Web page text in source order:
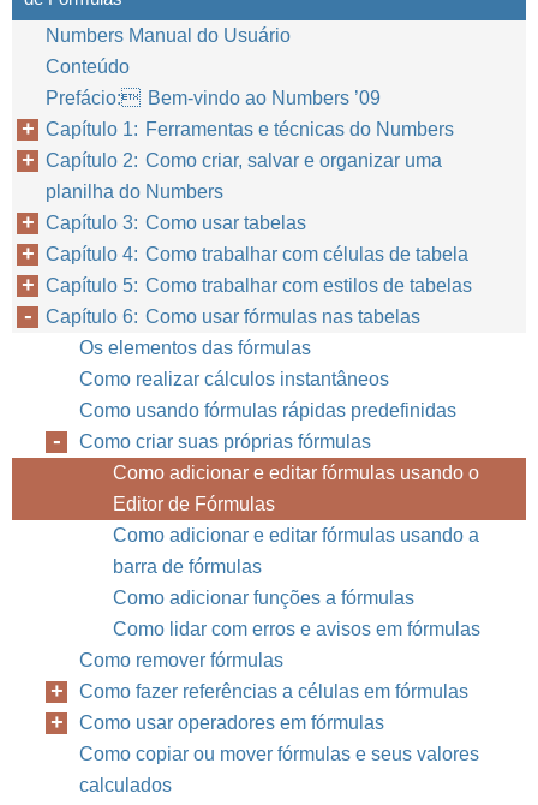
Numbers Manual do Usuário
Conteúdo
Prefácio: Bem-vindo ao Numbers ’09
Capítulo 1: Ferramentas e técnicas do Numbers
Capítulo 2: Como criar, salvar e organizar uma
planilha do Numbers
Capítulo 3: Como usar tabelas
Capítulo 4: Como trabalhar com células de tabela
Capítulo 5: Como trabalhar com estilos de tabelas
Capítulo 6: Como usar fórmulas nas tabelas
Os elementos das fórmulas
Como realizar cálculos instantâneos
Como usando fórmulas rápidas predefinidas
Como criar suas próprias fórmulas
Como adicionar e editar fórmulas usando o
Editor de Fórmulas
Como adicionar e editar fórmulas usando a
barra de fórmulas
Como adicionar funções a fórmulas
Como lidar com erros e avisos em fórmulas
Como remover fórmulas
Como fazer referências a células em fórmulas
Como usar operadores em fórmulas
Como copiar ou mover fórmulas e seus valores
calculados